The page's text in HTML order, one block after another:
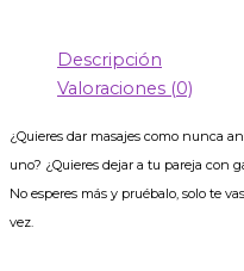
Descripción
Valoraciones (0)
¿Quieres dar masajes como nunca
uno? ¿Quieres dejar a tu pareja con
No esperes más y pruébalo, solo te
vez.